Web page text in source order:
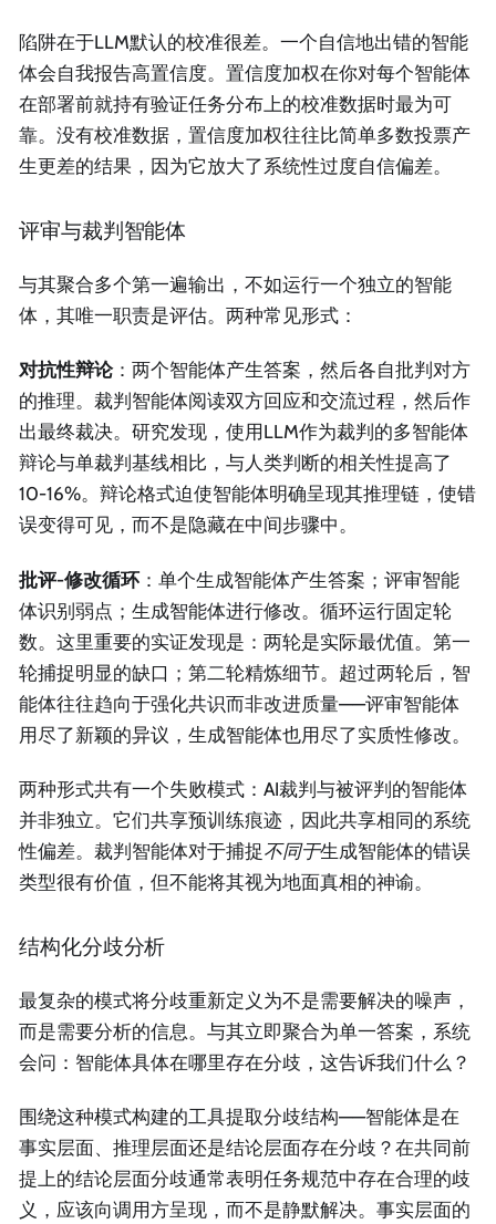
陷阱在于LLM默认的校准很差。一个自信地出错的智能
体会自我报告高置信度。置信度加权在你对每个智能体
在部署前就持有验证任务分布上的校准数据时最为可
靠。没有校准数据，置信度加权往往比简单多数投票产
生更差的结果，因为它放大了系统性过度自信偏差。
评审与裁判智能体
与其聚合多个第一遍输出，不如运行一个独立的智能
体，其唯一职责是评估。两种常见形式：
对抗性辩论：两个智能体产生答案，然后各自批判对方
的推理。裁判智能体阅读双方回应和交流过程，然后作
出最终裁决。研究发现，使用LLM作为裁判的多智能体
辩论与单裁判基线相比，与人类判断的相关性提高了
10-16%。辩论格式迫使智能体明确呈现其推理链，使错
误变得可见，而不是隐藏在中间步骤中。
批评-修改循环：单个生成智能体产生答案；评审智能
体识别弱点；生成智能体进行修改。循环运行固定轮
数。这里重要的实证发现是：两轮是实际最优值。第一
轮捕捉明显的缺口；第二轮精炼细节。超过两轮后，智
能体往往趋向于强化共识而非改进质量——评审智能体
用尽了新颖的异议，生成智能体也用尽了实质性修改。
两种形式共有一个失败模式：AI裁判与被评判的智能体
并非独立。它们共享预训练痕迹，因此共享相同的系统
性偏差。裁判智能体对于捕捉不同于生成智能体的错误
类型很有价值，但不能将其视为地面真相的神谕。
结构化分歧分析
最复杂的模式将分歧重新定义为不是需要解决的噪声，
而是需要分析的信息。与其立即聚合为单一答案，系统
会问：智能体具体在哪里存在分歧，这告诉我们什么？
围绕这种模式构建的工具提取分歧结构——智能体是在
事实层面、推理层面还是结论层面存在分歧？在共同前
提上的结论层面分歧通常表明任务规范中存在合理的歧
义，应该向调用方呈现，而不是静默解决。事实层面的